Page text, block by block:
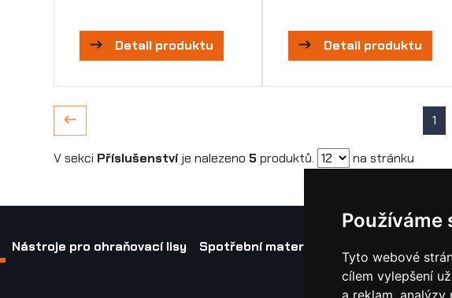
Používáme
Tyto webové
cílem vylepšení
a reklam,
Detail produktu Detail produktu
1
V sekci Příslušenstvíje nalezeno 5produktů. na stránku
Nástroje pro ohraňovací lisy Spotřební materiál a nástroje